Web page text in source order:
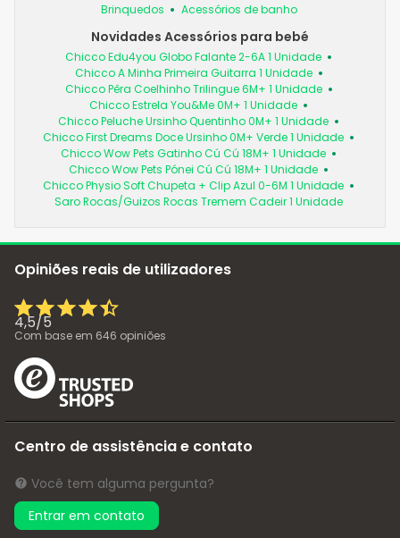
Brinquedos Acessórios de banho
Novidades Acessórios para bebé
Chicco Edu4you Globo Falante 2-6A 1 Unidade
Chicco A Minha Primeira Guitarra 1 Unidade
Chicco Pêra Coelhinho Trilingue 6M+ 1 Unidade
Chicco Estrela You&Me 0M+ 1 Unidade
Chicco Peluche Ursinho Quentinho 0M+ 1 Unidade
Chicco First Dreams Doce Ursinho 0M+ Verde 1 Unidade
Chicco Wow Pets Gatinho Cú Cú 18M+ 1 Unidade
Chicco Wow Pets Pónei Cú Cú 18M+ 1 Unidade
Chicco Physio Soft Chupeta + Clip Azul 0-6M 1 Unidade
Saro Rocas/Guizos Rocas Tremem Cadeir 1 Unidade
Opiniões reais de utilizadores
4,5/5
Com base em 646 opiniões
Centro de assistência e contato
Você tem alguma pergunta?
Entrar em contato